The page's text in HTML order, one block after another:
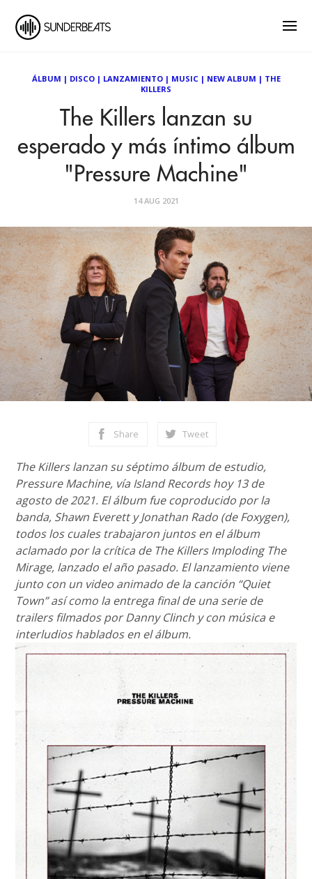
ÁLBUM | DISCO| LANZAMIENTO| MUSIC| NEW ALBUM | THE
KILLERS
The Killers lanzan su
esperado y más íntimo álbum
"Pressure Machine"
14 AUG 2021
Share Tweet
The Killers lanzan su séptimo álbum de estudio,
Pressure Machine, vía Island Records hoy 13 de
agosto de 2021. El álbum fue coproducido por la
banda, Shawn Everett y Jonathan Rado (de Foxygen),
todos los cuales trabajaron juntos en el álbum
aclamado por la crítica de The Killers Imploding The
Mirage, lanzado el año pasado. El lanzamiento viene
junto con un video animado de la canción “Quiet
Town” así como la entrega final de una serie de
trailers filmados por Danny Clinch y con música e
interludios hablados en el álbum.